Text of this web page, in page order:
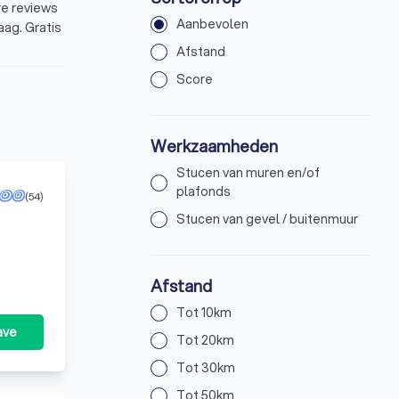
reviews
Gratis
maakt
is.
(54)
Aanbevolen
Afstand
Score
Werkzaamheden
Stucen van muren en/of
plafonds
Stucen van gevel / buitenmuur
Afstand
Tot 10km
Tot 20km
Tot 30km
Tot 50km